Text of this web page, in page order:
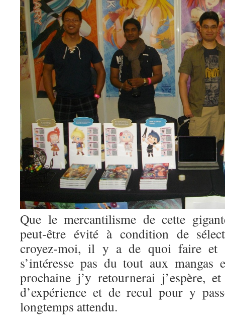
Que le mercantilisme de cette
peut-être évité à condition de
croyez-moi, il y a de quoi faire et
s’intéresse pas du tout aux mangas
prochaine j’y retournerai j’espère,
d’expérience et de recul pour y
longtemps attendu.